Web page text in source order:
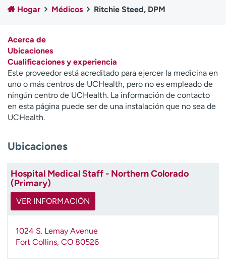
Atención a medios de
comunicación
Contáctenos Noticias e historias
A
y
ú
d
m
e
n
o
Hogar Médicos Ritchie Steed, DPM
Acerca de
Ubicaciones
Cualificaciones y experiencia
Este proveedor está acreditado para ejercer la medicina en
uno o más centros de UCHealth, pero no es empleado de
ningún centro de UCHealth. La información de contacto
en esta página puede ser de una instalación que no sea de
UCHealth.
Ubicaciones
Hospital Medical Staff - Northern Colorado
(Primary)
VER INFORMACIÓN
1024 S. Lemay Avenue
Fort Collins, CO 80526